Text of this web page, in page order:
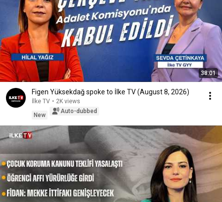
38:01
Figen Yüksekdağ spoke to İlke TV (August 8, 2026)
İlke TV • 2K views
New
Auto-dubbed